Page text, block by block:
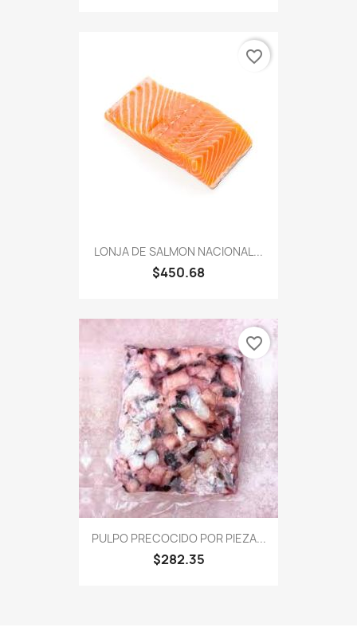
LONJA DE SALMON NACIONAL...
$450.68
favorite_border
PULPO PRECOCIDO POR PIEZA...
$282.35
favorite_border